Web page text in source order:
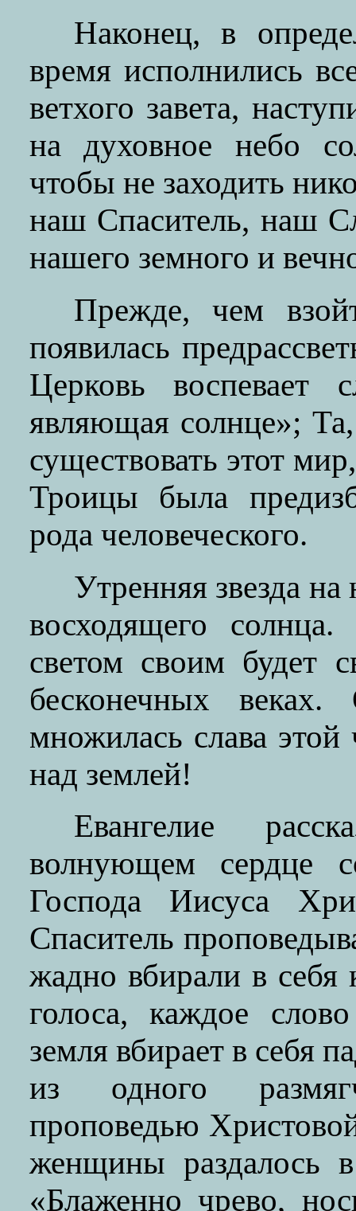
Наконец, в
время исполнились
ветхого завета,
на духовное небо
чтобы не заходить
наш Спаситель, наш
нашего земного и
Прежде, чем
появилась
Церковь воспевает
являющая солнце»;
существовать этот
Троицы была
рода человеческого.
Утренняя звезда
восходящего
светом своим будет
бесконечных
множилась слава этой
над землей!
Евангелие
волнующем сердце
Господа Иисуса
Спаситель
жадно вбирали в себя
голоса, каждое
земля вбирает в себя
из одного
проповедью
женщины раздалось
«Блаженно чрево,